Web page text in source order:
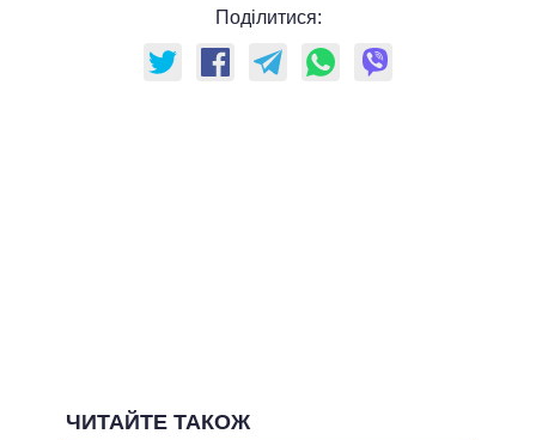
Поділитися:
ЧИТАЙТЕ ТАКОЖ